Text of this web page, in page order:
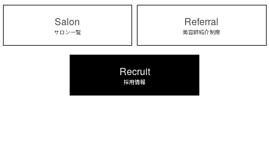
Salon
サロン一覧
Referral
美容師紹介制度
Recruit
採用情報